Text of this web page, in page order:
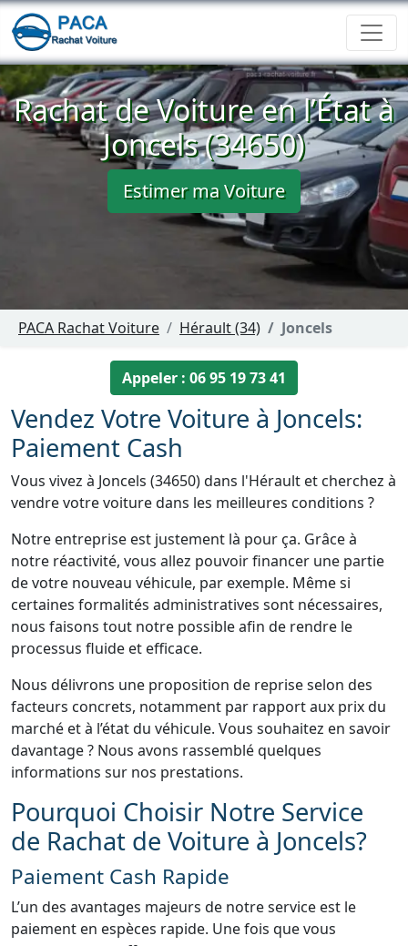
Rachat de Voiture en l’État à
Joncels (34650)
Estimer ma Voiture
PACA Rachat Voiture Hérault (34) Joncels
Appeler : 06 95 19 73 41
Vendez Votre Voiture à Joncels:
Paiement Cash
Vous vivez à Joncels (34650) dans l'Hérault et cherchez à
vendre votre voiture dans les meilleures conditions ?
Notre entreprise est justement là pour ça. Grâce à
notre réactivité, vous allez pouvoir financer une partie
de votre nouveau véhicule, par exemple. Même si
certaines formalités administratives sont nécessaires,
nous faisons tout notre possible afin de rendre le
processus fluide et efficace.
Nous délivrons une proposition de reprise selon des
facteurs concrets, notamment par rapport aux prix du
marché et à l’état du véhicule. Vous souhaitez en savoir
davantage ? Nous avons rassemblé quelques
informations sur nos prestations.
Pourquoi Choisir Notre Service
de Rachat de Voiture à Joncels?
Paiement Cash Rapide
L’un des avantages majeurs de notre service est le
paiement en espèces rapide. Une fois que vous